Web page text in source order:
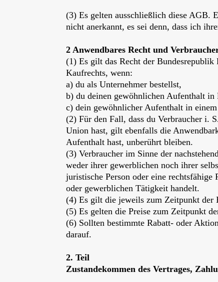
(3) Es gelten ausschließlich diese AGB.
nicht anerkannt, es sei denn, dass ich
2 Anwendbares Recht und
(1) Es gilt das Recht der
Kaufrechts, wenn:
a) du als Unternehmer bestellst,
b) du deinen gewöhnlichen Aufenthalt in
c) dein gewöhnlicher Aufenthalt in
(2) Für den Fall, dass du Verbraucher i.
Union hast, gilt ebenfalls die
Aufenthalt hast, unberührt bleiben.
(3) Verbraucher im Sinne der
weder ihrer gewerblichen noch ihrer
juristische Person oder eine rechtsfähige
oder gewerblichen Tätigkeit handelt.
(4) Es gilt die jeweils zum Zeitpunkt der
(5) Es gelten die Preise zum Zeitpunkt
(6) Sollten bestimmte Rabatt- oder
darauf.
2. Teil
Zustandekommen des Vertrages,